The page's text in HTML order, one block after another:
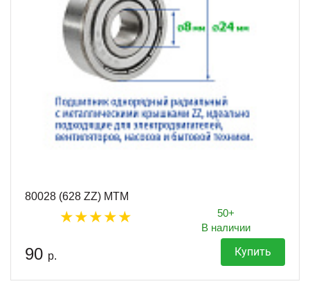
80028 (628 ZZ) MTM
50+
В наличии
90 р. Купить